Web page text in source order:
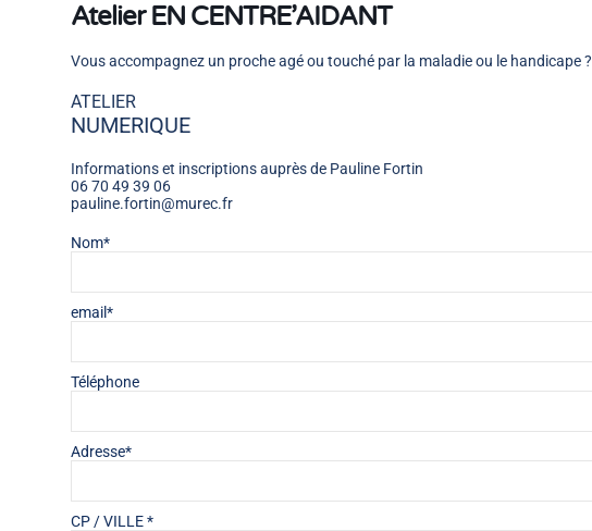
Atelier EN CENTRE’AIDANT
Vous accompagnez un proche agé ou touché par la maladie ou le handicape ?
ATELIER
NUMERIQUE
Informations et inscriptions auprès de Pauline Fortin
06 70 49 39 06
pauline.fortin@murec.fr
Nom*
email*
Téléphone
Adresse*
CP / VILLE *